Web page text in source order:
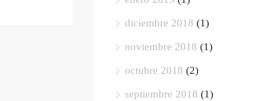
diciembre 2018 (1)
noviembre 2018 (1)
octubre 2018 (2)
septiembre 2018 (1)